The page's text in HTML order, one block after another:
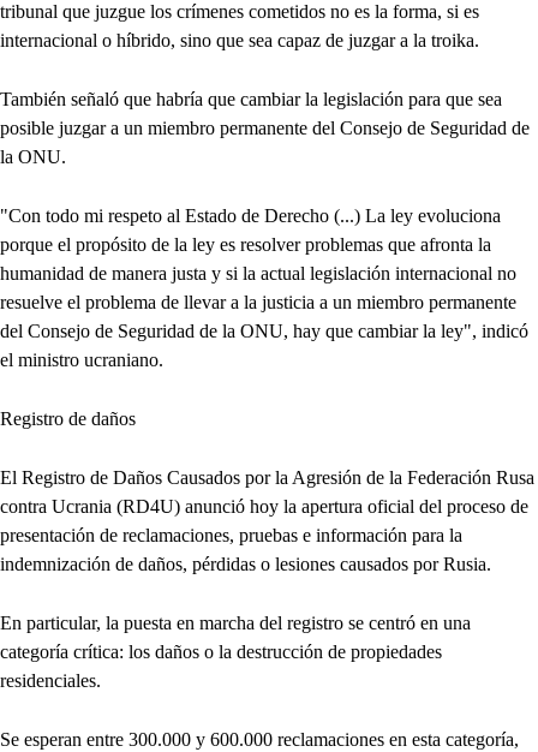
tribunal que juzgue los crímenes cometidos no es la forma, si es
internacional o híbrido, sino que sea capaz de juzgar a la troika.
También señaló que habría que cambiar la legislación para que sea
posible juzgar a un miembro permanente del Consejo de Seguridad de
la ONU.
"Con todo mi respeto al Estado de Derecho (...) La ley evoluciona
porque el propósito de la ley es resolver problemas que afronta la
humanidad de manera justa y si la actual legislación internacional no
resuelve el problema de llevar a la justicia a un miembro permanente
del Consejo de Seguridad de la ONU, hay que cambiar la ley", indicó
el ministro ucraniano.
Registro de daños
El Registro de Daños Causados por la Agresión de la Federación Rusa
contra Ucrania (RD4U) anunció hoy la apertura oficial del proceso de
presentación de reclamaciones, pruebas e información para la
indemnización de daños, pérdidas o lesiones causados por Rusia.
En particular, la puesta en marcha del registro se centró en una
categoría crítica: los daños o la destrucción de propiedades
residenciales.
Se esperan entre 300.000 y 600.000 reclamaciones en esta categoría,